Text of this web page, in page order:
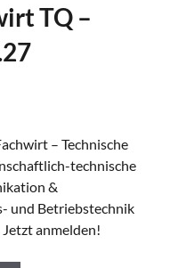
TQ –
– Technische
technische
&
und Betriebstechnik
anmelden!